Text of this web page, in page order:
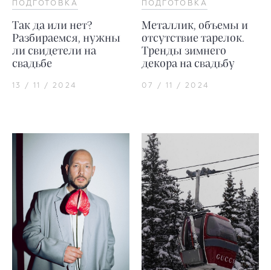
ПОДГОТОВКА
Так да или нет?
Разбираемся, нужны
ли свидетели на
свадьбе
13 / 11 / 2024
ПОДГОТОВКА
Металлик, объемы и
отсутствие тарелок.
Тренды зимнего
декора на свадьбу
07 / 11 / 2024